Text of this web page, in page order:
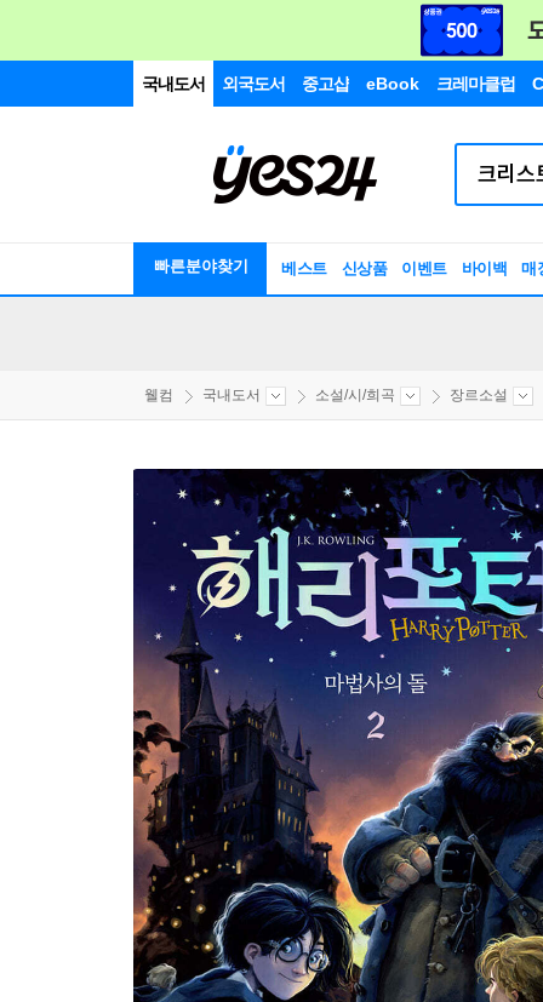
국내도서 외국도서 중고샵 eBook 크레마클럽
빠른분야찾기 베스트 신상품 이벤트 바이백 매
웰컴 국내도서 소설/시/희곡 장르소설